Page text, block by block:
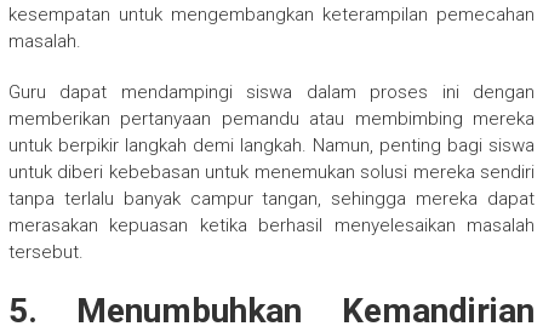
kesempatan untuk mengembangkan keterampilan pemecahan
masalah.
Guru dapat mendampingi siswa dalam proses ini dengan
memberikan pertanyaan pemandu atau membimbing mereka
untuk berpikir langkah demi langkah. Namun, penting bagi siswa
untuk diberi kebebasan untuk menemukan solusi mereka sendiri
tanpa terlalu banyak campur tangan, sehingga mereka dapat
merasakan kepuasan ketika berhasil menyelesaikan masalah
tersebut.
5. Menumbuhkan Kemandirian